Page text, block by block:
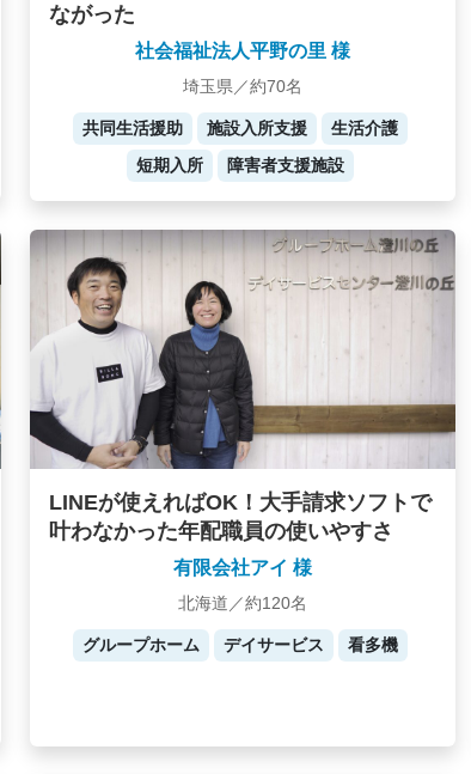
ながった
社会福祉法人平野の里 様
埼玉県／約70名
共同生活援助 施設入所支援
生活介護
短期入所
障害者支援施設
LINEが使えればOK！大手請求ソフトで
叶わなかった年配職員の使いやすさ
有限会社アイ 様
北海道／約120名
グループホーム デイサービス 看多機